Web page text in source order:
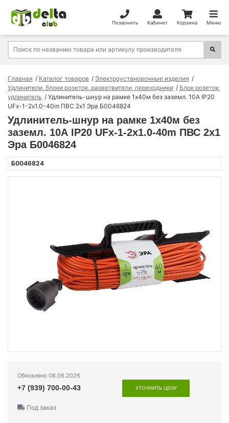
Позвонить Кабинет Корзина Меню
Главная Каталог товаров
Электроустановочные изделия
Удлинители, блоки розеток, разветвители, переходники
Блок розеток,
удлинитель
Удлинитель-шнур на рамке 1х40м без заземл. 10А IP20
UFx-1-2х1.0-40m ПВС 2х1 Эра Б0046824
Удлинитель-шнур на рамке 1х40м без
заземл. 10А IP20 UFx-1-2х1.0-40m ПВС 2х1
Эра Б0046824
Б0046824
Обновлено 08.08.2026
+7 (939) 700-00-43 УТОЧНИТЬ ЦЕНУ
Под заказ